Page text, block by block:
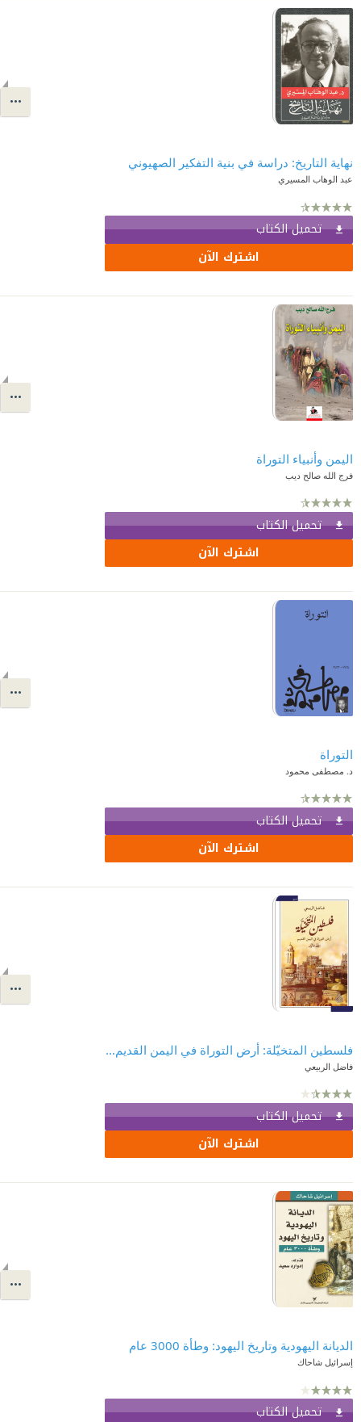
نهاية التاريخ: دراسة في بنية التفكير الصهيوني
عبد الوهاب المسيري
تحميل الكتاب
اشترك الآن
اليمن وأنبياء التوراة
فرج الله صالح ديب
تحميل الكتاب
اشترك الآن
التوراة
د. مصطفى محمود
تحميل الكتاب
اشترك الآن
فلسطين المتخيّلة: أرض التوراة في اليمن القديم - المجلد الأول
فاضل الربيعي
تحميل الكتاب
اشترك الآن
الديانة اليهودية وتاريخ اليهود: وطأة 3000 عام
إسرائيل شاحاك
تحميل الكتاب